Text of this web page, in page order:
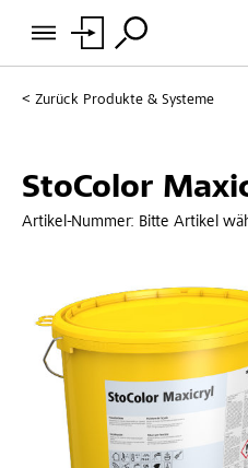
Zurück Produkte & Systeme
StoColor
Artikel-Nummer: Bitte Artikel